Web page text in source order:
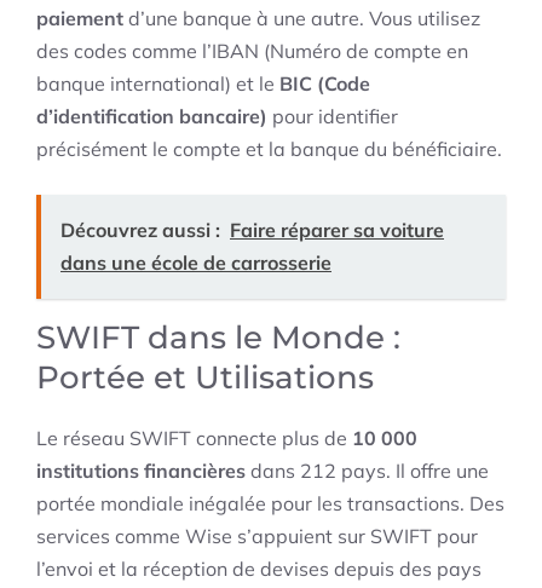
paiement d’une banque à une autre. Vous utilisez
des codes comme l’IBAN (Numéro de compte en
banque international) et le BIC (Code
d’identification bancaire) pour identifier
précisément le compte et la banque du bénéficiaire.
Découvrez aussi : Faire réparer sa voiture
dans une école de carrosserie
SWIFT dans le Monde :
Portée et Utilisations
Le réseau SWIFT connecte plus de 10 000
institutions financières dans 212 pays. Il offre une
portée mondiale inégalée pour les transactions. Des
services comme Wise s’appuient sur SWIFT pour
l’envoi et la réception de devises depuis des pays